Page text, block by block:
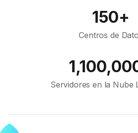
150+
Centros de
Servidores en la Nube